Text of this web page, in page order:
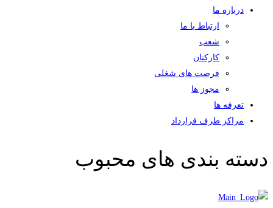
درباره ما
ارتباط با ما
شعب
کارکنان
فرصت های شغلی
مجوز ها
تعرفه ها
مراکز طرف قرارداد
دسته بندی های محبوب